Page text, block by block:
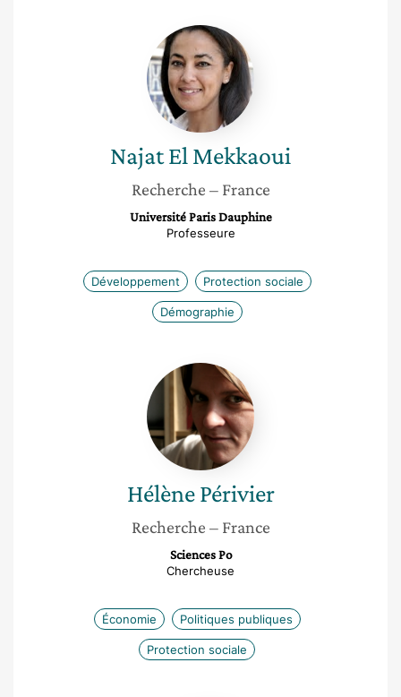
Najat
El
Mekkaoui
NajatEl Mekkaoui
Recherche – France
Université Paris Dauphine
Professeure
Développement Protection sociale
Démographie
Hélène
Périvier
Hélène Périvier
Recherche – France
Sciences Po
Chercheuse
Économie Politiques publiques
Protection sociale